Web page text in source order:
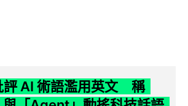
評 AI 術語濫用英文 稱